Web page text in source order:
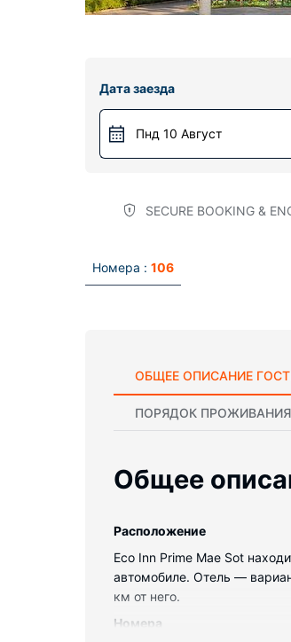
Дата заезда
Пнд 10 Август
SECURE BOOKING &
Номера : 106
ОБЩЕЕ ОПИСАНИЕ
ПОРЯДОК ПРОЖИВАНИЯ
Общее
Pасположение
Eco Inn Prime Mae Sot
автомобиле. Отель —
км от него.
Номера